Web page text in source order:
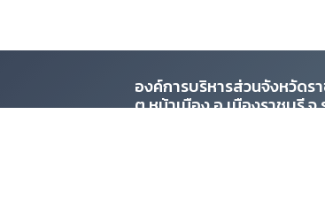
องค์การบริหารส่วนจังหวัดร
ต.หน้าเมือง อ.เมืองราชบุรี